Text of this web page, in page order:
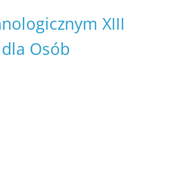
XIII
Osób